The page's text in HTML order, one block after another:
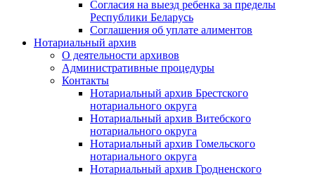
Согласия на выезд ребенка за пределы
Республики Беларусь
Соглашения об уплате алиментов
Нотариальный архив
О деятельности архивов
Административные процедуры
Контакты
Нотариальный архив Брестского
нотариального округа
Нотариальный архив Витебского
нотариального округа
Нотариальный архив Гомельского
нотариального округа
Нотариальный архив Гродненского